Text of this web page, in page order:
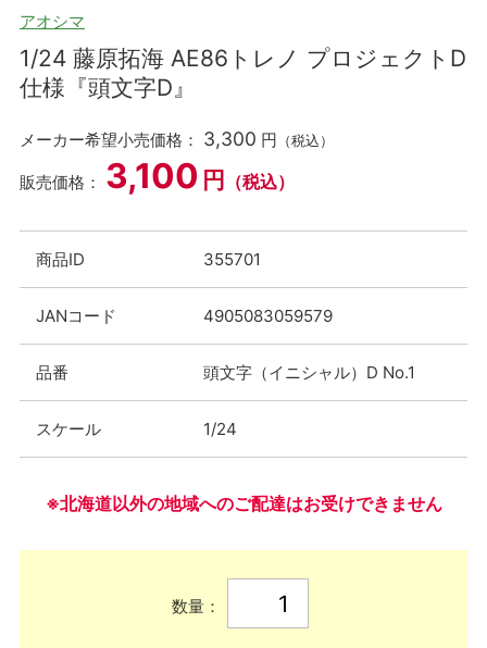
アオシマ
1/24 藤原拓海 AE86トレノ プロジェクトD
仕様『頭文字D』
メーカー希望小売価格： 3,300 円 （税込）
販売価格： 3,100 円 （税込）
商品ID 355701
JANコード 4905083059579
品番 頭文字（イニシャル）D No.1
スケール 1/24
※北海道以外の地域へのご配達はお受けできません
数量：